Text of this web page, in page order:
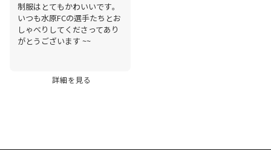
制服はとてもかわいいです。
いつも水原FCの選手たちとお
しゃべりしてくださってあり
がとうございます ~~
詳細を見る